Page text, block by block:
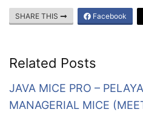
SHARE THIS Facebook
Related Posts
JAVA MICE PRO –
MANAGERIAL MICE